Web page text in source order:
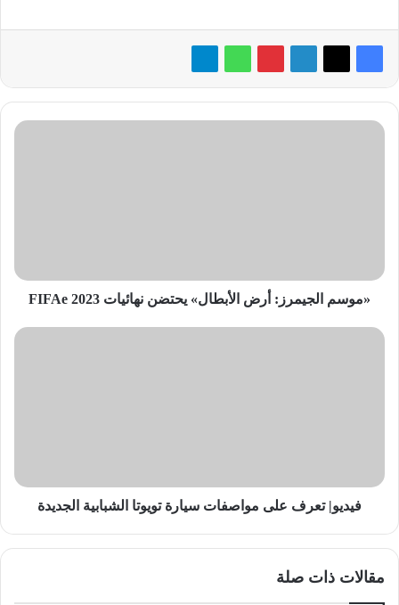
«موسم
«موسم الجيمرز: أرض الأبطال» يحتضن نهائيات FIFAe 2023
فيديو|
فيديو| تعرف على مواصفات سيارة تويوتا الشبابية الجديدة
مقالات ذات صلة